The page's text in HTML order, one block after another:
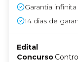
Garantia infinita
14 dias de
Edital
Concurso